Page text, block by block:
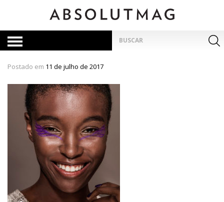
por:
Postado em 11 de julho de 2017